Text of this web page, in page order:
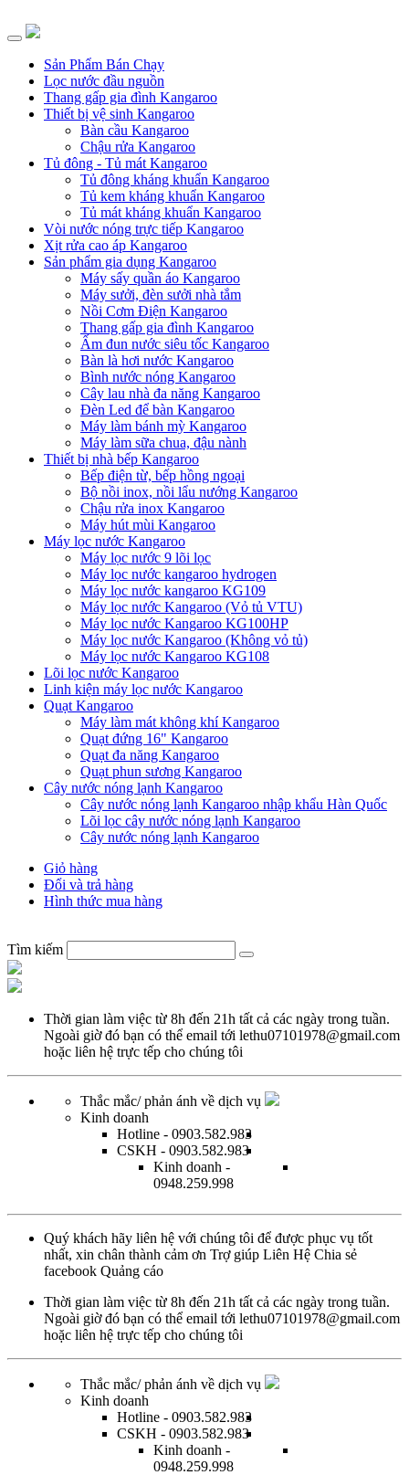
Sản Phẩm Bán Chạy
Lọc nước đầu nguồn
Thang gấp gia đình Kangaroo
Thiết bị vệ sinh Kangaroo
Bàn cầu Kangaroo
Chậu rửa Kangaroo
Tủ đông - Tủ mát Kangaroo
Tủ đông kháng khuẩn Kangaroo
Tủ kem kháng khuẩn Kangaroo
Tủ mát kháng khuẩn Kangaroo
Vòi nước nóng trực tiếp Kangaroo
Xịt rửa cao áp Kangaroo
Sản phẩm gia dụng Kangaroo
Máy sấy quần áo Kangaroo
Máy sưởi, đèn sưởi nhà tắm
Nồi Cơm Điện Kangaroo
Thang gấp gia đình Kangaroo
Ấm đun nước siêu tốc Kangaroo
Bàn là hơi nước Kangaroo
Bình nước nóng Kangaroo
Cây lau nhà đa năng Kangaroo
Đèn Led để bàn Kangaroo
Máy làm bánh mỳ Kangaroo
Máy làm sữa chua, đậu nành
Thiết bị nhà bếp Kangaroo
Bếp điện từ, bếp hồng ngoại
Bộ nồi inox, nồi lẩu nướng Kangaroo
Chậu rửa inox Kangaroo
Máy hút mùi Kangaroo
Máy lọc nước Kangaroo
Máy lọc nước 9 lõi lọc
Máy lọc nước kangaroo hydrogen
Máy lọc nước kangaroo KG109
Máy lọc nước Kangaroo (Vỏ tủ VTU)
Máy lọc nước Kangaroo KG100HP
Máy lọc nước Kangaroo (Không vỏ tủ)
Máy lọc nước Kangaroo KG108
Lõi lọc nước Kangaroo
Linh kiện máy lọc nước Kangaroo
Quạt Kangaroo
Máy làm mát không khí Kangaroo
Quạt đứng 16" Kangaroo
Quạt đa năng Kangaroo
Quạt phun sương Kangaroo
Cây nước nóng lạnh Kangaroo
Cây nước nóng lạnh Kangaroo nhập khẩu Hàn Quốc
Lõi lọc cây nước nóng lạnh Kangaroo
Cây nước nóng lạnh Kangaroo
Giỏ hàng
Đổi và trả hàng
Hình thức mua hàng
Tìm kiếm
Thời gian làm việc từ 8h đến 21h tất cả các ngày trong tuần.
Ngoài giờ đó bạn có thể email tới lethu07101978@gmail.com
hoặc liên hệ trực tếp cho chúng tôi
Thắc mắc/ phản ánh về dịch vụ
Kinh doanh
Hotline - 0903.582.983
CSKH - 0903.582.983
Kinh doanh -
0948.259.998
Quý khách hãy liên hệ với chúng tôi để được phục vụ tốt
nhất, xin chân thành cảm ơn Trợ giúp Liên Hệ Chia sẻ
facebook Quảng cáo
Thời gian làm việc từ 8h đến 21h tất cả các ngày trong tuần.
Ngoài giờ đó bạn có thể email tới lethu07101978@gmail.com
hoặc liên hệ trực tếp cho chúng tôi
Thắc mắc/ phản ánh về dịch vụ
Kinh doanh
Hotline - 0903.582.983
CSKH - 0903.582.983
Kinh doanh -
0948.259.998